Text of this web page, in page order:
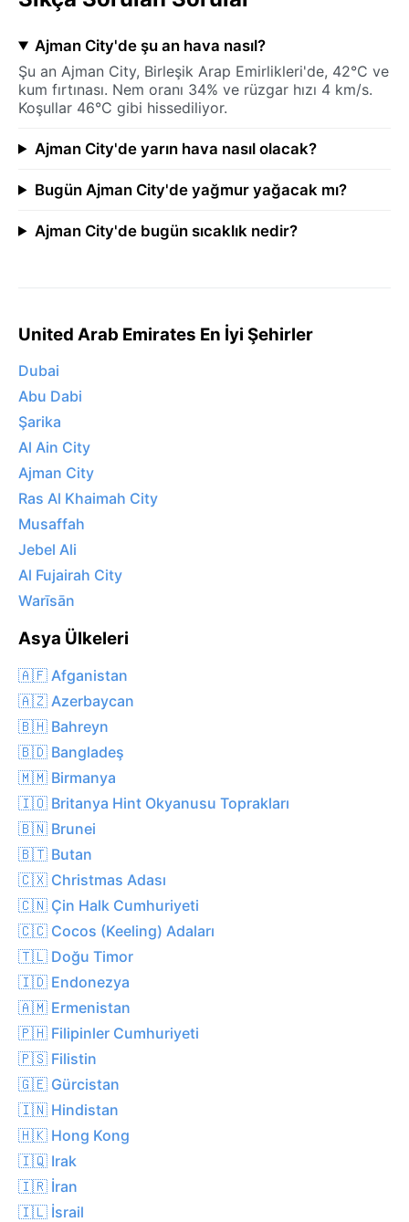
Ajman City'de şu an hava nasıl?
Şu an Ajman City, Birleşik Arap Emirlikleri'de, 42°C ve
kum fırtınası. Nem oranı 34% ve rüzgar hızı 4 km/s.
Koşullar 46°C gibi hissediliyor.
Ajman City'de yarın hava nasıl olacak?
Bugün Ajman City'de yağmur yağacak mı?
Ajman City'de bugün sıcaklık nedir?
United Arab Emirates En İyi Şehirler
Dubai
Abu Dabi
Şarika
Al Ain City
Ajman City
Ras Al Khaimah City
Musaffah
Jebel Ali
Al Fujairah City
Warīsān
Asya Ülkeleri
🇦🇫 Afganistan
🇦🇿 Azerbaycan
🇧🇭 Bahreyn
🇧🇩 Bangladeş
🇲🇲 Birmanya
🇮🇴 Britanya Hint Okyanusu Toprakları
🇧🇳 Brunei
🇧🇹 Butan
🇨🇽 Christmas Adası
🇨🇳 Çin Halk Cumhuriyeti
🇨🇨 Cocos (Keeling) Adaları
🇹🇱 Doğu Timor
🇮🇩 Endonezya
🇦🇲 Ermenistan
🇵🇭 Filipinler Cumhuriyeti
🇵🇸 Filistin
🇬🇪 Gürcistan
🇮🇳 Hindistan
🇭🇰 Hong Kong
🇮🇶 Irak
🇮🇷 İran
🇮🇱 İsrail